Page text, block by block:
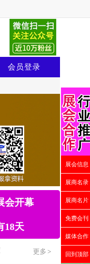
会员登录
会开幕
18天
更多 >
展会信息
展商名录
展商名片
免费会刊
媒体合作
回到顶部